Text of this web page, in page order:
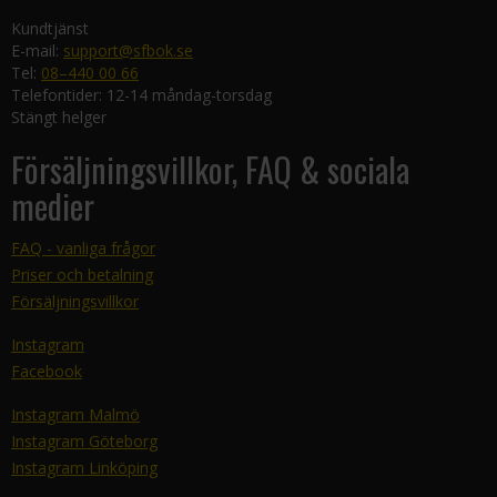
Kundtjänst
E-mail: support@sfbok.se
Tel: 08–440 00 66
Telefontider: 12-14 måndag-torsdag
Stängt helger
Försäljningsvillkor, FAQ & sociala
medier
FAQ - vanliga frågor
Priser och betalning
Försäljningsvillkor
Instagram
Facebook
Instagram Malmö
Instagram Göteborg
Instagram Linköping